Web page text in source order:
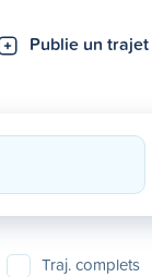
Publie un trajet
Traj. complets